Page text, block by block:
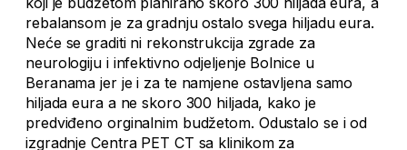
rebalansom je za gradnju ostalo svega hiljadu eura.
Neće se graditi ni rekonstrukcija zgrade za
neurologiju i infektivno odjeljenje Bolnice u
Beranama jer je i za te namjene ostavljena samo
hiljada eura a ne skoro 300 hiljada, kako je
predviđeno orginalnim budžetom. Odustalo se i od
izgradnje Centra PET CT sa klinikom za